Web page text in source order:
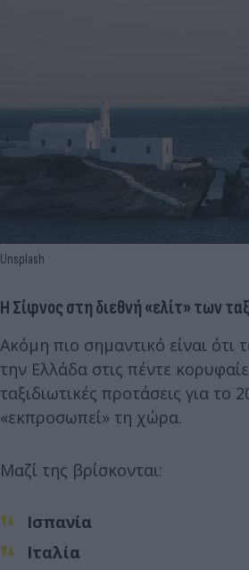
Unsplash
Η Σίφνος στη διεθνή «ελίτ» των
Ακόμη πιο σημαντικό είναι ότι
την Ελλάδα στις πέντε
ταξιδιωτικές προτάσεις για το
«εκπροσωπεί» τη χώρα.
Μαζί της βρίσκονται:
Ισπανία
Ιταλία